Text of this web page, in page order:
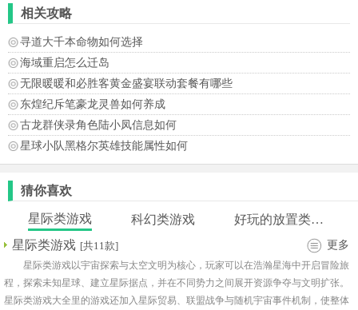
相关攻略
寻道大千本命物如何选择
海域重启怎么迁岛
无限暖暖和必胜客黄金盛宴联动套餐有哪些
东煌纪斥笔豪龙灵兽如何养成
古龙群侠录角色陆小凤信息如何
星球小队黑格尔英雄技能属性如何
猜你喜欢
星际类游戏 科幻类游戏
好玩的放置类游戏
星际类游戏 [共11款] 更多
星际类游戏以宇宙探索与太空文明为核心，玩家可以在浩瀚星海中开启冒险旅
程，探索未知星球、建立星际据点，并在不同势力之间展开资源争夺与文明扩张。
星际类游戏大全里的游戏还加入星际贸易、联盟战争与随机宇宙事件机制，使整体